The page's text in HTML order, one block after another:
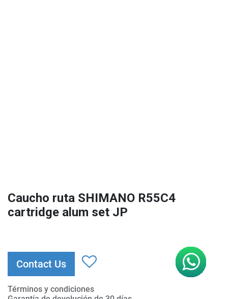
Caucho ruta SHIMANO R55C4
cartridge alum set JP
Contact Us
Términos y condiciones